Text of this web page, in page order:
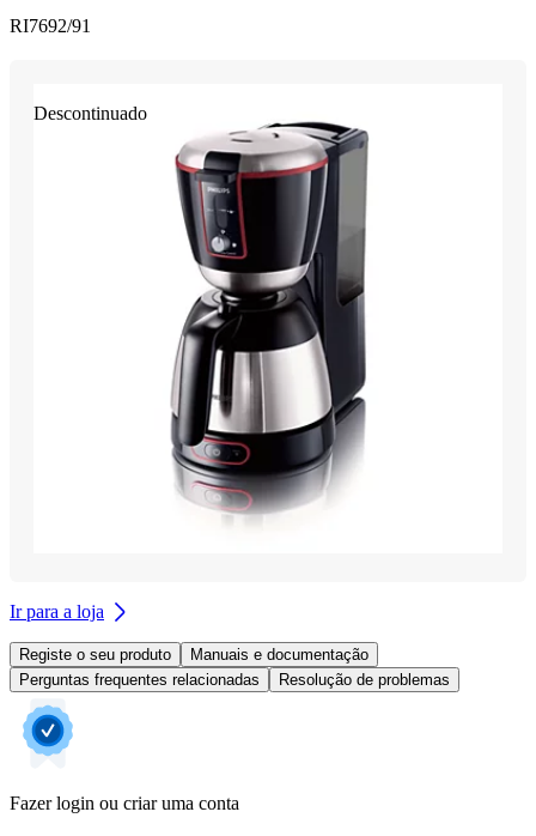
RI7692/91
Descontinuado
Ir para a loja
Registe o seu produto
Manuais e documentação
Perguntas frequentes relacionadas
Resolução de problemas
Fazer login ou criar uma conta